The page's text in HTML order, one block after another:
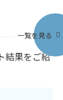
結果をご紹
一覧を見る